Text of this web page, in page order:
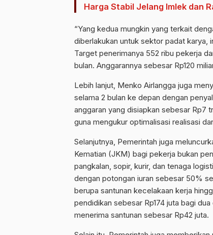
Harga Stabil Jelang Imlek dan
“Yang kedua mungkin yang terkait
diberlakukan untuk sektor padat karya,
Target penerimanya 552 ribu pekerja
bulan. Anggarannya sebesar Rp120
Lebih lanjut, Menko Airlangga juga
selama 2 bulan ke depan dengan
anggaran yang disiapkan sebesar Rp7
guna mengukur optimalisasi realisasi
Selanjutnya, Pemerintah juga
Kematian (JKM) bagi pekerja bukan
pangkalan, sopir, kurir, dan tenaga
dengan potongan iuran sebesar 50%
berupa santunan kecelakaan kerja
pendidikan sebesar Rp174 juta bagi
menerima santunan sebesar Rp42 juta.